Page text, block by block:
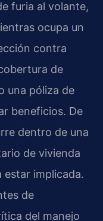
furia al volante,
ocupa un
contra
de
una póliza de
beneficios. De
dentro de una
de vivienda
estar implicada.
de
del manejo